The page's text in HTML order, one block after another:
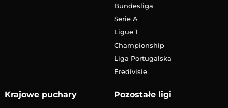
Bundesliga
Serie A
Ligue 1
Championship
Liga Portugalska
Eredivisie
Krajowe puchary Pozostałe ligi